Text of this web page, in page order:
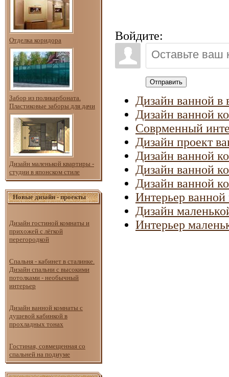
Отделка коридора
Забор из поликарбоната.
Пластиковые заборы для дачи
Дизайн маленькой квартиры -
студии в японском стиле
Новые дизайн - проекты
Дизайн гостиной комнаты и
прихожей с лёгкой
перегородкой
Спальня - кабинет в сталинке.
Дизайн спальни с высокими
потолками - необычный
интерьер
Дизайн ванной комнаты с
душевой кабинкой в
прохладных тонах
Гостиная, совмещенная со
спальней на подиуме
Войдите:
Отправить
Дизайн ванной в
Дизайн ванной
Соврменный
Дизайн проект
Дизайн ванной
Дизайн ванной
Дизайн ванной
Интерьер
Дизайн
Интерьер